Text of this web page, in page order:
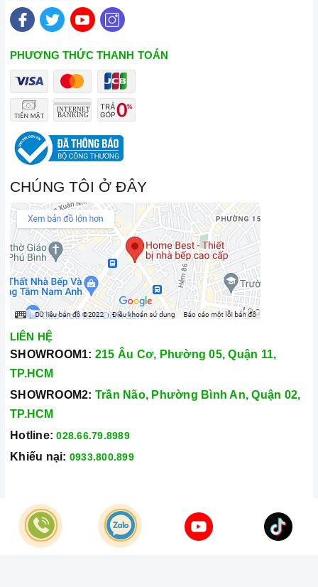
PHƯƠNG THỨC THANH TOÁN
CHÚNG TÔI Ở ĐÂY
LIÊN HỆ
SHOWROOM1: 215 Âu Cơ, Phường 05, Quận 11,
TP.HCM
SHOWROOM2: Trần Não, Phường Bình An, Quận 02,
TP.HCM
Hotline: 028.66.79.8989
Khiếu nại: 0933.800.899
© Bản quyền thuộc vềCông Ty TNHH Home Best Việt Nam
Cung cấp bởi
Sapo